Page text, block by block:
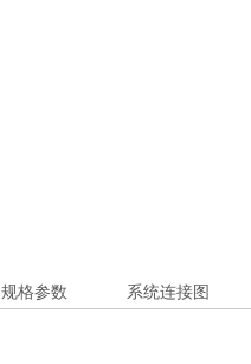
规格参数 系统连接图